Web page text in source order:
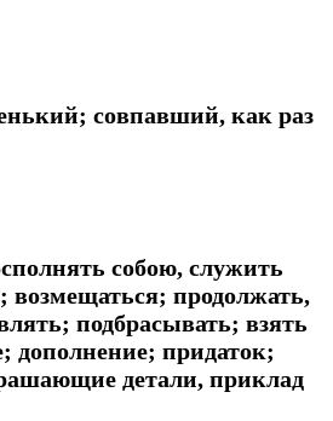
совпавший, как раз
собою, служить
возмещаться; продолжать,
подбрасывать; взять
придаток;
детали, приклад